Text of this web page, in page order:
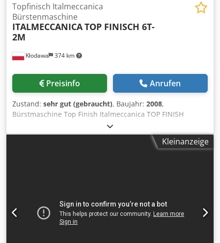
Kłodawa 374 km
Topfinisch Italmeccanica
Bürstenmaschine
ITALMECCANICATOP FINISCH 6T-
2M
Preisinfo Anrufen
Zustand: sehr gut (gebraucht), Baujahr: 2008,
Bürstmaschine Top Finish Italmeccanica TOP FINISH
Dkodpfjk Iu Hvsx Aczjr 6T -2M Bürstmaschine eine
horizontale Welle zwei Kantenstifte zwei Drehstifte
Kleinanzeige